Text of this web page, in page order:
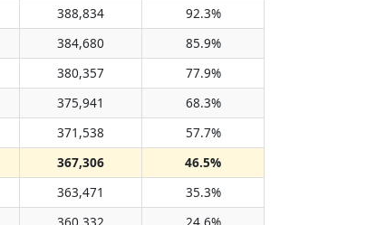
388,834
92.3%
384,680
85.9%
380,357
77.9%
375,941
68.3%
371,538
57.7%
367,306
46.5%
363,471
35.3%